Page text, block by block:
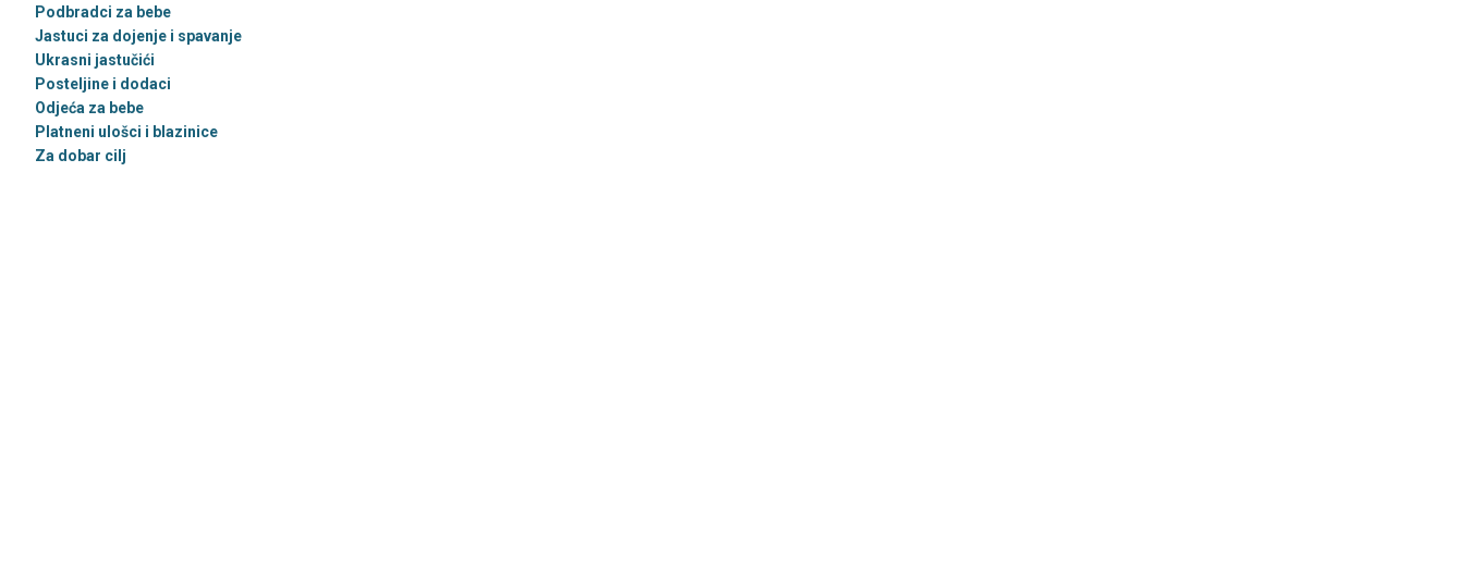
Podbradci za bebe
Jastuci za dojenje i spavanje
Ukrasni jastučići
Posteljine i dodaci
Odjeća za bebe
Platneni ulošci i blazinice
Za dobar cilj